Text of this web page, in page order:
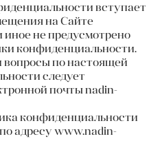
вступает
на Сайте
иное не предусмотрено
конфиденциальности.
вопросы по настоящей
следует
почты nadin-
конфиденциальности
адресу www.nadin-